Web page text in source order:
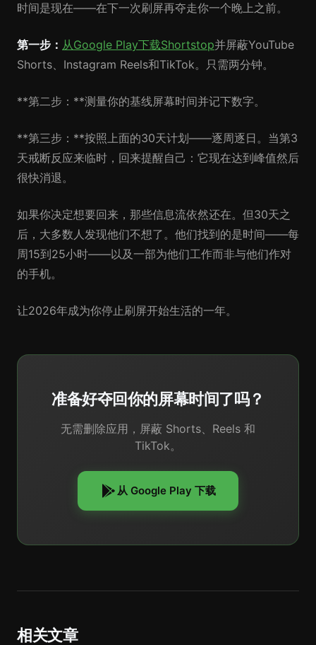
时间是现在——在下一次刷屏再夺走你一个晚上之前。
第一步： 从Google Play下载Shortstop并屏蔽YouTube
Shorts、Instagram Reels和TikTok。只需两分钟。
**第二步：**测量你的基线屏幕时间并记下数字。
**第三步：**按照上面的30天计划——逐周逐日。当第3
天戒断反应来临时，回来提醒自己：它现在达到峰值然后
很快消退。
如果你决定想要回来，那些信息流依然还在。但30天之
后，大多数人发现他们不想了。他们找到的是时间——每
周15到25小时——以及一部为他们工作而非与他们作对
的手机。
让2026年成为你停止刷屏开始生活的一年。
准备好夺回你的屏幕时间了吗？
无需删除应用，屏蔽 Shorts、Reels 和
TikTok。
从 Google Play 下载
相关文章